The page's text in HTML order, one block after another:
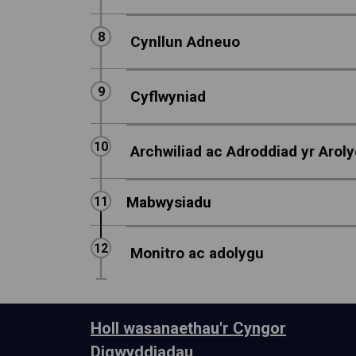
Step
8: Cynllun Adneuo
Step
9: Cyflwyniad
Step
10: Archwiliad ac Adroddiad yr
Step
11: Mabwysiadu
Step
12: Monitro ac adolygu
Holl wasanaethau'r Cyngor
Digwyddiadau